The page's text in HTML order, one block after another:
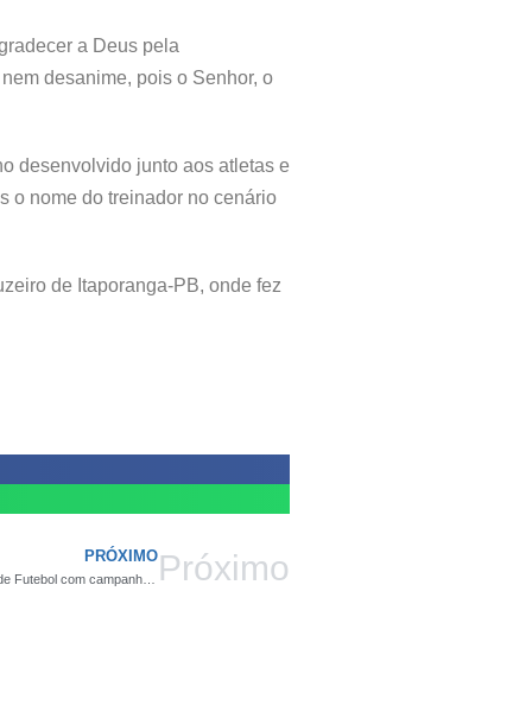
a Deus pela
desanime, pois o Senhor, o
desenvolvido junto aos atletas e
o nome do treinador no cenário
de Itaporanga-PB, onde fez
PRÓXIMO
Equipe do Amigos de Nem conquista o título da 10ª Taça Campina de Futebol com campanha histórica Próximo